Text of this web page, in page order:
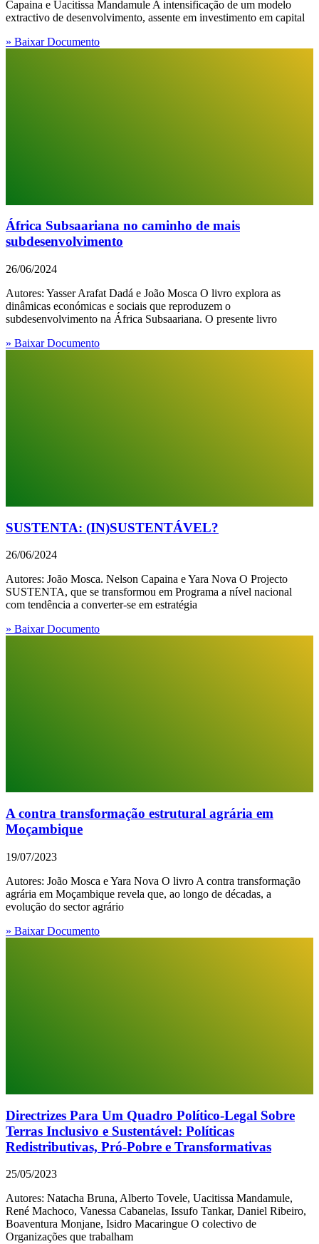
Capaina e Uacitissa Mandamule A intensificação de um modelo
extractivo de desenvolvimento, assente em investimento em capital
» Baixar Documento
África Subsaariana no caminho de mais
subdesenvolvimento
26/06/2024
Autores: Yasser Arafat Dadá e João Mosca O livro explora as
dinâmicas económicas e sociais que reproduzem o
subdesenvolvimento na África Subsaariana. O presente livro
» Baixar Documento
SUSTENTA: (IN)SUSTENTÁVEL?
26/06/2024
Autores: João Mosca. Nelson Capaina e Yara Nova O Projecto
SUSTENTA, que se transformou em Programa a nível nacional
com tendência a converter-se em estratégia
» Baixar Documento
A contra transformação estrutural agrária em
Moçambique
19/07/2023
Autores: João Mosca e Yara Nova O livro A contra transformação
agrária em Moçambique revela que, ao longo de décadas, a
evolução do sector agrário
» Baixar Documento
Directrizes Para Um Quadro Político-Legal Sobre
Terras Inclusivo e Sustentável: Políticas
Redistributivas, Pró-Pobre e Transformativas
25/05/2023
Autores: Natacha Bruna, Alberto Tovele, Uacitissa Mandamule,
René Machoco, Vanessa Cabanelas, Issufo Tankar, Daniel Ribeiro,
Boaventura Monjane, Isidro Macaringue O colectivo de
Organizações que trabalham